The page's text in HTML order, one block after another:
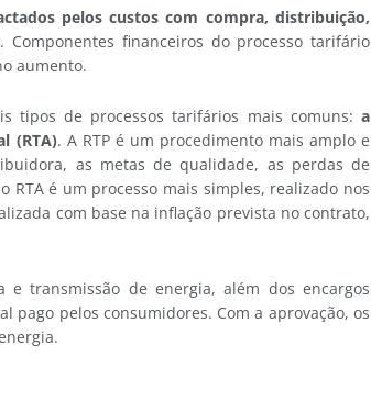
pelos custos com compra, distribuição,
. Componentes financeiros do processo tarifário
aumento.
tipos de processos tarifários mais comuns: a
(RTA). A RTP é um procedimento mais amplo e
as metas de qualidade, as perdas de
RTA é um processo mais simples, realizado nos
com base na inflação prevista no contrato,
transmissão de energia, além dos encargos
pago pelos consumidores. Com a aprovação, os